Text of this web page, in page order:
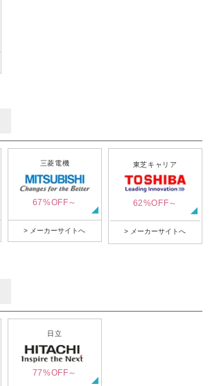
三菱電機
67%OFF～
> メーカーサイトへ
東芝キャリア
62%OFF～
> メーカーサイトへ
日立
77%OFF～